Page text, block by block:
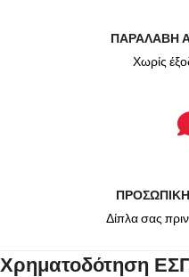
ΠΑΡΑΛΑΒΗ
Χωρίς
Δίπλα σας
Χρηματοδότηση